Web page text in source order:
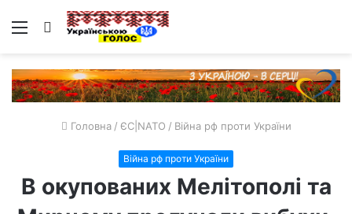
Меню Пошук
Головна / ЄС|NATO / Війна рф проти України
Війна рф проти України
В окупованих Мелітополі та